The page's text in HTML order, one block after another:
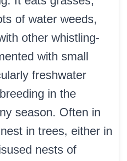
of water weeds,
other whistling-
with small
freshwater
in the
season. Often in
in trees, either in
nests of